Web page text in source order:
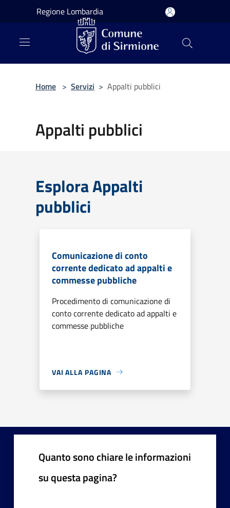
Salta al contenuto principale
Regione Lombardia
Home > Servizi > Appalti pubblici
Appalti pubblici
Esplora Appalti
pubblici
Comunicazione di conto
corrente dedicato ad appalti e
commesse pubbliche
Procedimento di comunicazione di
conto corrente dedicato ad appalti e
commesse pubbliche
VAI ALLA PAGINA
Quanto sono chiare le informazioni
su questa pagina?